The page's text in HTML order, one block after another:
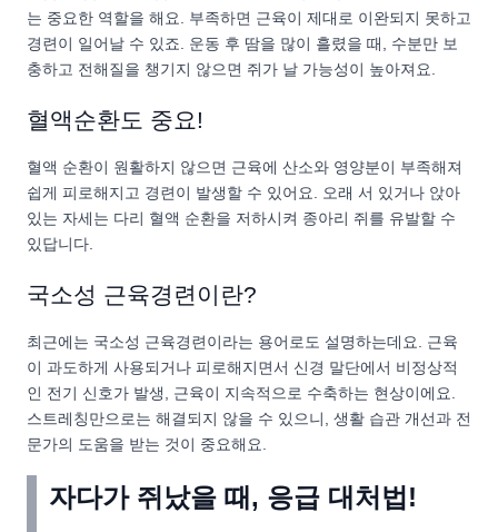
는 중요한 역할을 해요. 부족하면 근육이 제대로 이완되지 못하고
경련이 일어날 수 있죠. 운동 후 땀을 많이 흘렸을 때, 수분만 보
충하고 전해질을 챙기지 않으면 쥐가 날 가능성이 높아져요.
혈액순환도 중요!
혈액 순환이 원활하지 않으면 근육에 산소와 영양분이 부족해져
쉽게 피로해지고 경련이 발생할 수 있어요. 오래 서 있거나 앉아
있는 자세는 다리 혈액 순환을 저하시켜 종아리 쥐를 유발할 수
있답니다.
국소성 근육경련이란?
최근에는 국소성 근육경련이라는 용어로도 설명하는데요. 근육
이 과도하게 사용되거나 피로해지면서 신경 말단에서 비정상적
인 전기 신호가 발생, 근육이 지속적으로 수축하는 현상이에요.
스트레칭만으로는 해결되지 않을 수 있으니, 생활 습관 개선과 전
문가의 도움을 받는 것이 중요해요.
자다가 쥐났을 때, 응급 대처법!